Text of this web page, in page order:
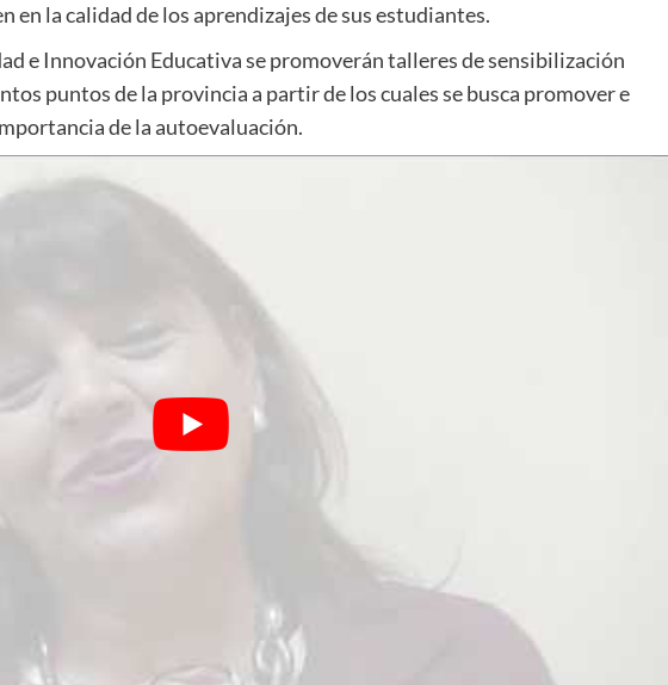
en la calidad de los aprendizajes de sus estudiantes.
e Innovación Educativa se promoverán talleres de sensibilización
puntos de la provincia a partir de los cuales se busca promover e
de la autoevaluación.